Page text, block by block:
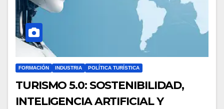
FORMACIÓN INDUSTRIA POLÍTICA TURÍSTICA
TURISMO 5.0: SOSTENIBILIDAD,
INTELIGENCIA ARTIFICIAL Y